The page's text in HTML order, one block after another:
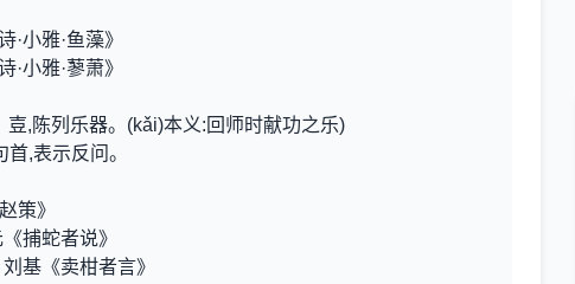
小雅·鱼藻》
小雅·蓼萧》
壴,陈列乐器。(kǎi)本义:回师时献功之乐)
,表示反问。
策》
捕蛇者说》
基《卖柑者言》